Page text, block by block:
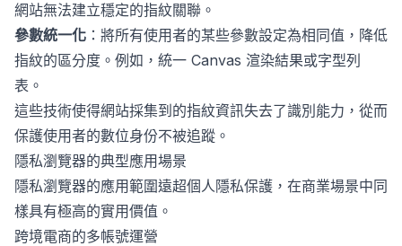
網站無法建立穩定的指紋關聯。
參數統一化 ：將所有使用者的某些參數設定為相同值，降低
指紋的區分度。例如，統一 Canvas 渲染結果或字型列
表。
這些技術使得網站採集到的指紋資訊失去了識別能力，從而
保護使用者的數位身份不被追蹤。
隱私瀏覽器的典型應用場景
隱私瀏覽器的應用範圍遠超個人隱私保護，在商業場景中同
樣具有極高的實用價值。
跨境電商的多帳號運營